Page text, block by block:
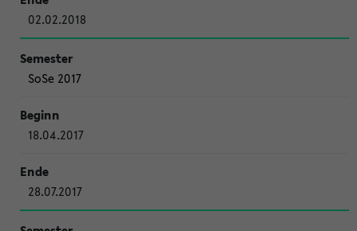
02.02.2018
SoSe 2017
18.04.2017
28.07.2017